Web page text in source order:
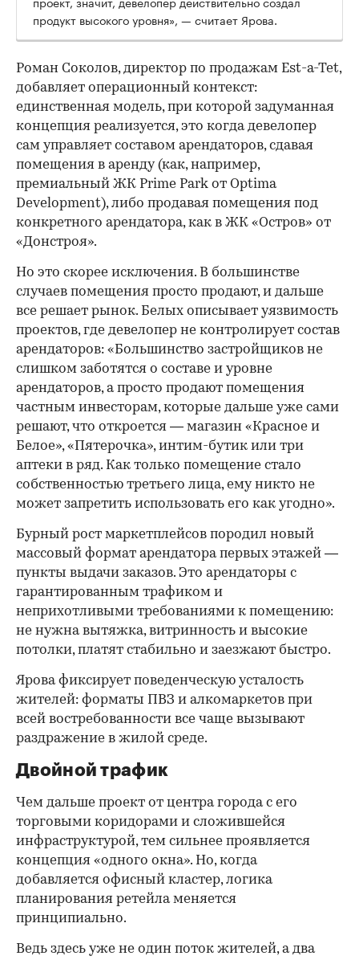
продукт высокого уровня», — считает Ярова.
Роман Соколов, директор по продажам Est-a-Tet,
добавляет операционный контекст:
единственная модель, при которой задуманная
концепция реализуется, это когда девелопер
сам управляет составом арендаторов, сдавая
помещения в аренду (как, например,
премиальный ЖК Prime Park от Optima
Development), либо продавая помещения под
конкретного арендатора, как в ЖК «Остров» от
«Донстроя».
Но это скорее исключения. В большинстве
случаев помещения просто продают, и дальше
все решает рынок. Белых описывает уязвимость
проектов, где девелопер не контролирует состав
арендаторов: «Большинство застройщиков не
слишком заботятся о составе и уровне
арендаторов, а просто продают помещения
частным инвесторам, которые дальше уже сами
решают, что откроется — магазин «Красное и
Белое», «Пятерочка», интим-бутик или три
аптеки в ряд. Как только помещение стало
собственностью третьего лица, ему никто не
может запретить использовать его как угодно».
Бурный рост маркетплейсов породил новый
массовый формат арендатора первых этажей —
пункты выдачи заказов. Это арендаторы с
гарантированным трафиком и
неприхотливыми требованиями к помещению:
не нужна вытяжка, витринность и высокие
потолки, платят стабильно и заезжают быстро.
Ярова фиксирует поведенческую усталость
жителей: форматы ПВЗ и алкомаркетов при
всей востребованности все чаще вызывают
раздражение в жилой среде.
Двойной трафик
Чем дальше проект от центра города с его
торговыми коридорами и сложившейся
инфраструктурой, тем сильнее проявляется
концепция «одного окна». Но, когда
добавляется офисный кластер, логика
планирования ретейла меняется
принципиально.
Ведь здесь уже не один поток жителей, а два